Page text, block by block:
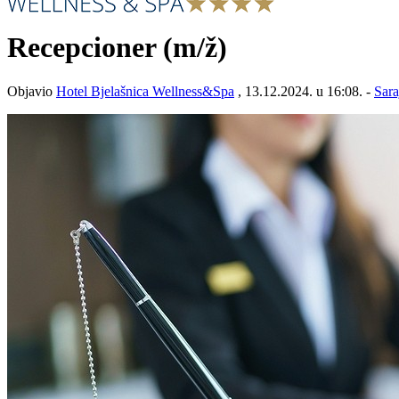
Recepcioner (m/ž)
Objavio Hotel Bjelašnica Wellness&Spa , 13.12.2024. u 16:08. -